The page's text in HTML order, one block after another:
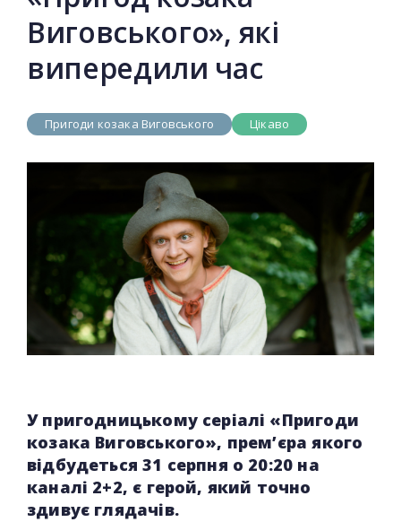
Виговського», які
випередили час
Пригоди козака Виговського Цікаво
У пригодницькому серіалі «Пригоди
козака Виговського», прем’єра якого
відбудеться 31 серпня о 20:20 на
каналі 2+2, є герой, який точно
здивує глядачів.